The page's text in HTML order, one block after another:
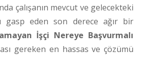
çalışanın mevcut ve gelecekteki
gasp eden son derece ağır bir
İşçi Nereye Başvurmalı
gereken en hassas ve çözümü